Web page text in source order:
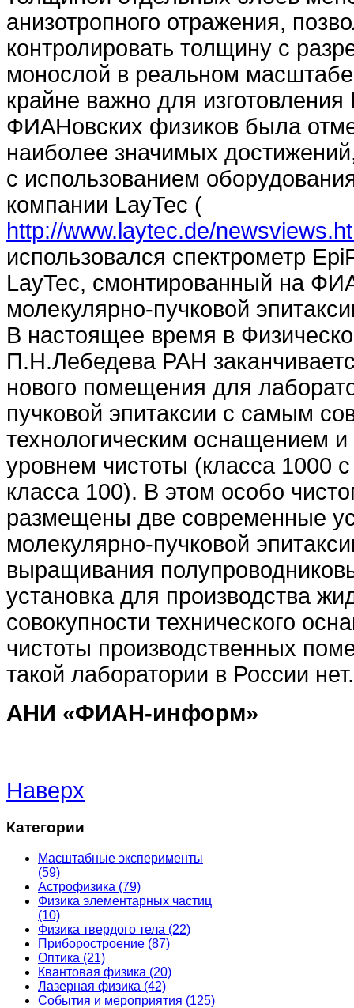
анизотропного отражения,
контролировать толщину с
монослой в реальном
крайне важно для
ФИАНовских физиков была
наиболее значимых
с использованием
компании LayTec (
http://www.laytec.de/
использовался спектрометр
LayTec, смонтированный на
молекулярно-пучковой
В настоящее время в
П.Н.Лебедева РАН
нового помещения для
пучковой эпитаксии с самым
технологическим оснащением
уровнем чистоты (класса 1000
класса 100). В этом особо
размещены две современные
молекулярно-пучковой
выращивания
установка для производства
совокупности технического
чистоты производственных
такой лаборатории в России нет.
АНИ «ФИАН-информ»
Наверх
Категории
Масштабные эксперименты
(59)
Астрофизика (79)
Физика элементарных частиц
(10)
Физика твердого тела (22)
Приборостроение (87)
Оптика (21)
Квантовая физика (20)
Лазерная физика (42)
События и мероприятия (125)